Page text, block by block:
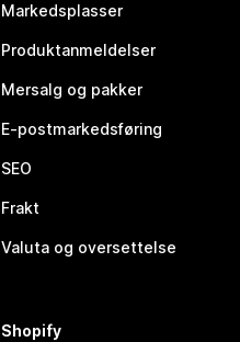
Markedsplasser
Produktanmeldelser
Mersalg og pakker
E-postmarkedsføring
SEO
Frakt
Valuta og oversettelse
Shopify